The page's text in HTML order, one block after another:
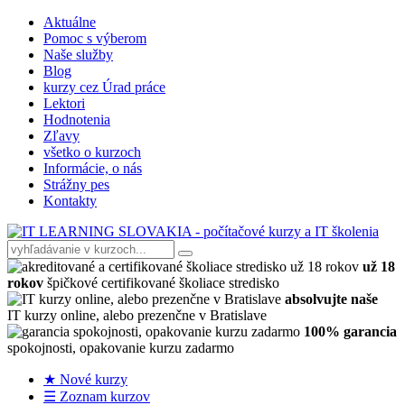
Aktuálne
Pomoc s výberom
Naše služby
Blog
kurzy cez Úrad práce
Lektori
Hodnotenia
Zľavy
všetko o kurzoch
Informácie, o nás
Strážny pes
Kontakty
už 18
rokov špičkové certifikované školiace stredisko
absolvujte naše
IT kurzy online, alebo prezenčne v Bratislave
100% garancia
spokojnosti, opakovanie kurzu zadarmo
★ Nové kurzy
☰ Zoznam kurzov